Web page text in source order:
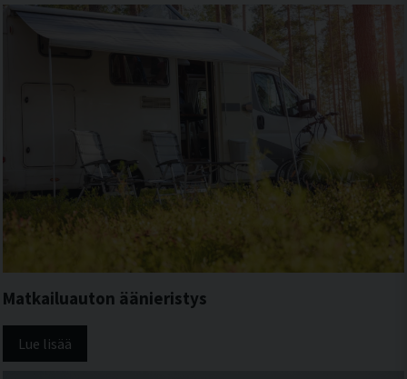
Matkailuauton äänieristys
Lue lisää